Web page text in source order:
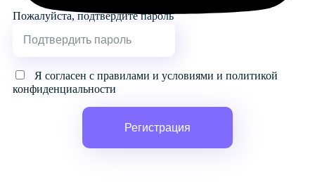
Пожалуйста, подтвердите пароль
Я согласен с правилами и условиями и политикой
конфиденциальности
Регистрация